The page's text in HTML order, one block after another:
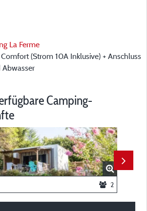
La Ferme
(Strom 10A Inklusive) + Anschluss
Abwasser
Camping-
2